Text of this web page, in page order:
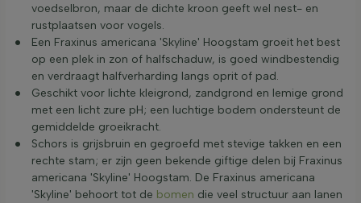
voedselbron, maar de dichte kroon geeft wel nest- en
rustplaatsen voor vogels.
Een Fraxinus americana 'Skyline' Hoogstam groeit het best
op een plek in zon of halfschaduw, is goed windbestendig
en verdraagt halfverharding langs oprit of pad.
Geschikt voor lichte kleigrond, zandgrond en lemige grond
met een licht zure pH; een luchtige bodem ondersteunt de
gemiddelde groeikracht.
Schors is grijsbruin en gegroefd met stevige takken en een
rechte stam; er zijn geen bekende giftige delen bij Fraxinus
americana 'Skyline' Hoogstam. De Fraxinus americana
'Skyline' behoort tot de bomen die veel structuur aan lanen